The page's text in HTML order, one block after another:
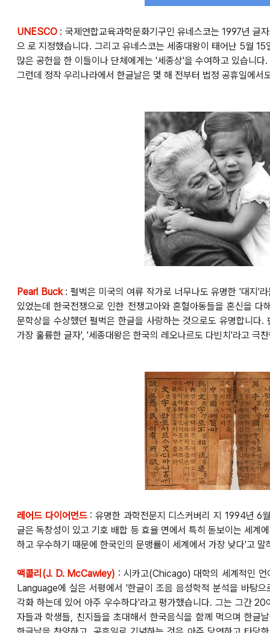
UNESCO : 국제연합교육과학문화기구인 유네스코는 1997년 글
으 로 지정했습니다. 그리고 유네스코는 세종대왕이 태어난 5월
많은 공헌을 한 이들이나 단체에게는 '세종상'을 수여하고 있습니
그런데 정작 우리나라에서 한글날은 몇 해 전부터 법정 공휴일에서
Pearl Buck: 펄벅은 미국의 여류 작가로 너무나도 유명한 '대지'
있었는데 한국전쟁으로 인한 전쟁고아와 혼혈아동들을 혼신을
문학상을 수상했던 펄벅은 한글을 사랑하는 것으로도 유명합니다.
가장 훌륭한 글자', '세종대왕은 한국의 레오나르도 다빈치'라고 극
레어드 다이어먼드: 유명한 과학전문지 디스커버리 지 1994년 6
글은 독창성이 있고 기호 배합 등 효율 면에서 특히 돋보이는세계
하고 우수하기 때문에 한국인의 문맹률이 세계에서 가장 낮다'고 말
맥콜리(J. D. McCawley) : 시카고(Chicago) 대학의 세계적인 언
Language에 실은 서평에서 '한글이 조음 음성학적 분석을 바탕
각화 하는데 있어 아주 우수하다'라고 평가했습니다. 그는 그간 20
자들과 학생들, 친지들을 초대해서 한국음식을 함께 먹으며 한글